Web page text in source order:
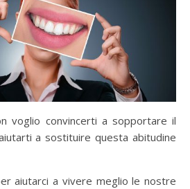
voglio convincerti a sopportare il
a sostituire questa abitudine
aiutarci a vivere meglio le nostre